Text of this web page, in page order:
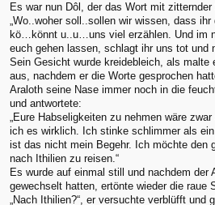
Es war nun Dôl, der das Wort mit
„Wo..woher soll..sollen wir wissen, dass
kö…könnt u..u…uns viel erzählen. Und im
euch gehen lassen, schlagt ihr uns tot und
Sein Gesicht wurde kreidebleich, als malte
aus, nachdem er die Worte gesprochen
Araloth seine Nase immer noch in die
und antwortete:
„Eure Habseligkeiten zu nehmen wäre
ich es wirklich. Ich stinke schlimmer als
ist das nicht mein Begehr. Ich möchte den
nach Ithilien zu reisen.“
Es wurde auf einmal still und nachdem der
gewechselt hatten, ertönte wieder die raue
„Nach Ithilien?“, er versuchte verblüfft und